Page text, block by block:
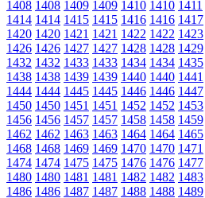
1408 1408 1409 1409 1410 1410 1411
1414 1414 1415 1415 1416 1416 1417
1420 1420 1421 1421 1422 1422 1423
1426 1426 1427 1427 1428 1428 1429
1432 1432 1433 1433 1434 1434 1435
1438 1438 1439 1439 1440 1440 1441
1444 1444 1445 1445 1446 1446 1447
1450 1450 1451 1451 1452 1452 1453
1456 1456 1457 1457 1458 1458 1459
1462 1462 1463 1463 1464 1464 1465
1468 1468 1469 1469 1470 1470 1471
1474 1474 1475 1475 1476 1476 1477
1480 1480 1481 1481 1482 1482 1483
1486 1486 1487 1487 1488 1488 1489